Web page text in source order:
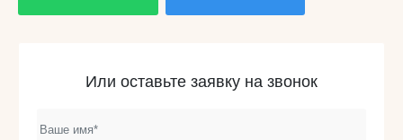
Или оставьте заявку на звонок